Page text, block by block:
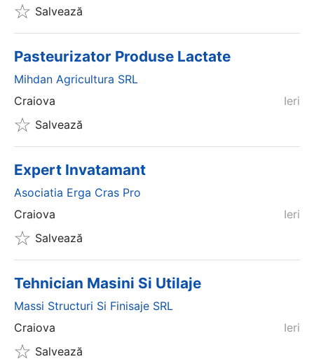
Salvează
Pasteurizator Produse Lactate
Mihdan Agricultura SRL
Ieri
Craiova
Salvează
Expert Invatamant
Asociatia Erga Cras Pro
Ieri
Craiova
Salvează
Tehnician Masini Si Utilaje
Massi Structuri Si Finisaje SRL
Ieri
Craiova
Salvează